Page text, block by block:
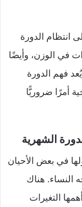
انتظام الدورة
في الوزن، وأيضًا
فهم الدورة
أمرًا ضروريًّا
الشهرية
في بعض الأحيان
النساء. هناك
التغيرات